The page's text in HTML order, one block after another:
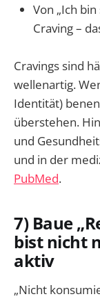
Von „Ich
Craving –
Cravings sind
wellenartig.
Identität)
überstehen.
und
und in der
PubMed.
7) Baue
bist nicht
aktiv
„Nicht